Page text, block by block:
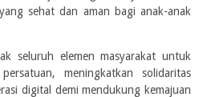
sehat dan aman bagi anak-anak
seluruh elemen masyarakat untuk
meningkatkan solidaritas
digital demi mendukung kemajuan